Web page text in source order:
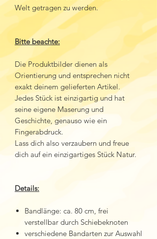
Welt getragen zu werden.
Bitte beachte:
Die Produktbilder dienen als
Orientierung und entsprechen nicht
exakt deinem gelieferten Artikel.
Jedes Stück ist einzigartig und hat
seine eigene Maserung und
Geschichte, genauso wie ein
Fingerabdruck.
Lass dich also verzaubern und freue
dich auf ein einzigartiges Stück Natur.
Details:
Bandlänge: ca. 80 cm, frei
verstellbar durch Schiebeknoten
verschiedene Bandarten zur Auswahl